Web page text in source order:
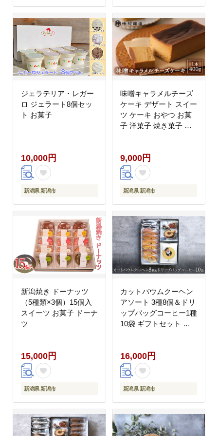
ジェラテリア・レガー
ロ ジェラート8個セッ
ト お菓子
10,000円
新潟県 新潟市
味噌キャラメルチーズ
ケーキ デザート スイー
ツ ケーキ おやつ お菓
子 洋菓子 焼き菓子 チ
発酵 発酵食品 新潟
9,000円
新潟県 新潟市
新潟焼き ドーナッツ
（5種類×3個）15個入
スイーツ お菓子 ドーナ
ツ
15,000円
新潟県 新潟市
カットバウムクーヘン
アソート 3種8個＆ドリ
ップバッグコーヒー1種
10袋 ギフトセット お
16,000円
新潟県 新潟市